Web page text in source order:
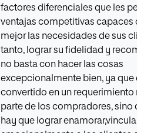
factores diferenciales que les
ventajas competitivas capaces
mejor las necesidades de sus
tanto, lograr su fidelidad y
no basta con hacer las cosas
excepcionalmente bien, ya que
convertido en un requerimiento
parte de los compradores, sino
hay que lograr enamorar,vincular